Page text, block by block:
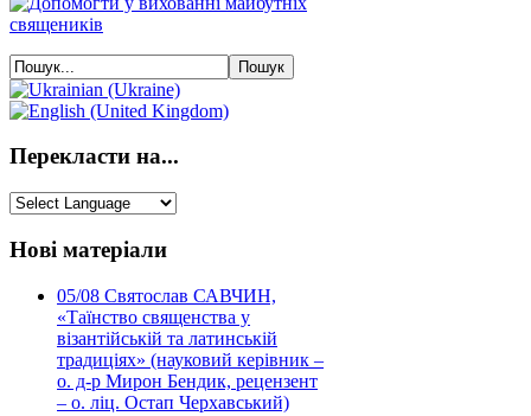
Перекласти на...
Нові матеріали
05/08 Святослав САВЧИН,
«Таїнство священства у
візантійській та латинській
традиціях» (науковий керівник –
о. д-р Мирон Бендик, рецензент
– о. ліц. Остап Черхавський)